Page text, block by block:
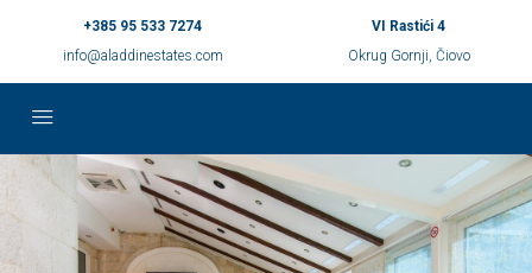
+385 95 533 7274
info@aladdinestates.com
VI Rastići 4
Okrug Gornji, Čiovo